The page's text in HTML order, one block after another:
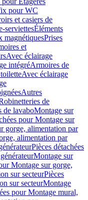
pour WC
et casiers de
serviettesÉléments
magnétiquesPrises
et
Avec éclairage
intégréArmoires de
Avec éclairage
Autres
de
de lavaboMontage sur
pour Montage sur
gorge, alimentation par
alimentation par
Pièces détachées
Montage sur
Montage sur gorge,
sur secteurPièces
sur secteurMontage
pour Montage mural,